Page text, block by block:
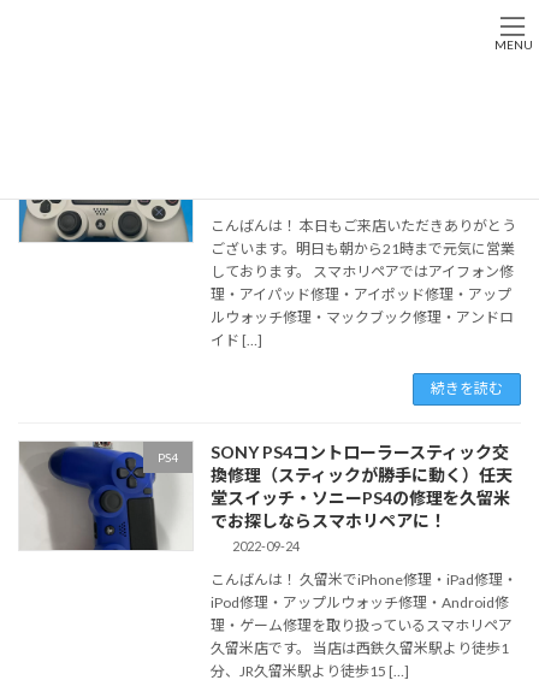
ッ
移
こんばんは！ 本日もご来店いただきありがとう
ございます。明日も朝から21時まで元気に営業
しております。 スマホリペアではアイフォン修
理・アイパッド修理・アイポッド修理・アップ
ルウォッチ修理・マックブック修理・アンドロ
イド […]
続きを読む
PS4
SONY PS4コントローラースティック交
換修理（スティックが勝手に動く）任天
堂スイッチ・ソニーPS4の修理を久留米
でお探しならスマホリペアに！
2022-09-24
こんばんは！ 久留米でiPhone修理・iPad修理・
iPod修理・アップルウォッチ修理・Android修
理・ゲーム修理を取り扱っているスマホリペア
久留米店です。 当店は西鉄久留米駅より徒歩1
分、JR久留米駅より徒歩15 […]
MENU